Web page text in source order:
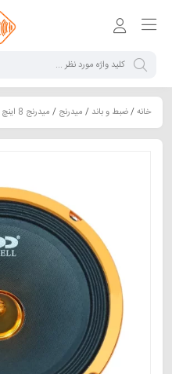
خانه/ضبط و باند / میدرنج / میدرنج 8 اینچ